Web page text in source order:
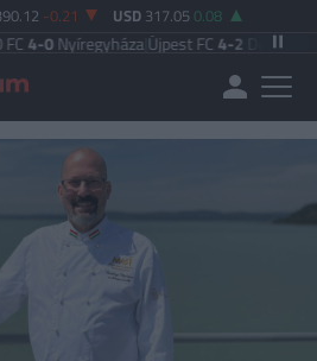
-0.21 USD 317.05 0.08
|Újpest FC4-2Debreceni VSC